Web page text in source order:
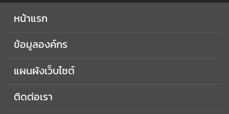
น
ๆ
ก
ร
ง
หน้าแรก
ข้อมูลองค์กร
แผนผังเว็บไซต์
ติดต่อเรา